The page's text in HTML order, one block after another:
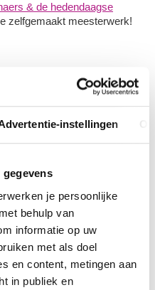
instellingen
je persoonlijke
behulp van
informatie op uw
met als doel
en content, metingen aan
in publiek en
& de hedendaagse
zelfgemaakt meesterwerk!
A Friend